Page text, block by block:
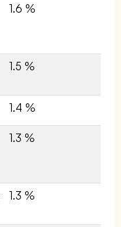
1.6 %
1.5 %
1.4 %
1.3 %
1.3 %